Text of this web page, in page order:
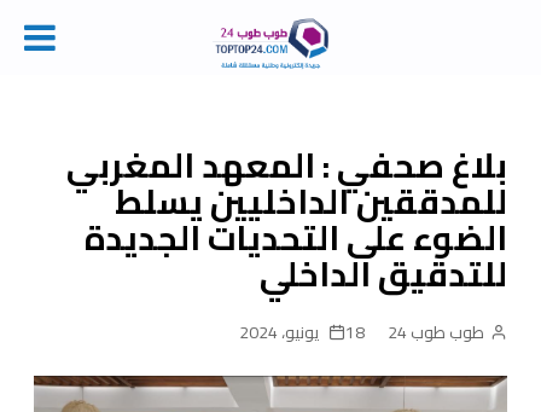
contentبلاغ صحفي : المعهد المغربي
للمدققين الداخليين يسلط
الضوء على التحديات الجديدة
للتدقيق الداخلي‎
طوب طوب 24 18 يونيو، 2024